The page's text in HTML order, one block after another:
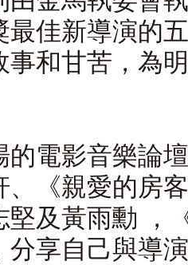
最佳新導演的
事和甘苦，為
的電影音樂論
、《親愛的房
堅及黃雨勳 ，
分享自己與導